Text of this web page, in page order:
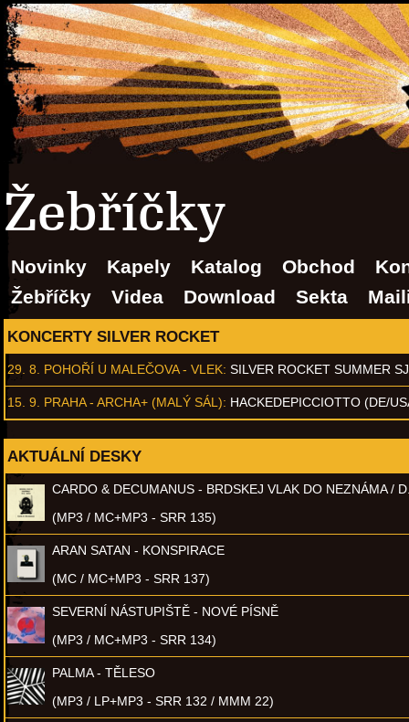
Žebříčky
Novinky Kapely Katalog Obchod
Žebříčky
Videa Download Sekta
KONCERTY SILVER ROCKET
29. 8. POHOŘÍ U MALEČOVA - VLEK: SILVER ROCKET SUMMER
15. 9. PRAHA - ARCHA+ (MALÝ SÁL): HACKEDEPICCIOTTO (DE/
AKTUÁLNÍ DESKY
CARDO & DECUMANUS - BRDSKEJ VLAK DO NEZNÁMA /
(MP3 / MC+MP3 - SRR 135)
ARAN SATAN - KONSPIRACE
(MC / MC+MP3 - SRR 137)
SEVERNÍ NÁSTUPIŠTĚ - NOVÉ PÍSNĚ
(MP3 / MC+MP3 - SRR 134)
PALMA - TĚLESO
(MP3 / LP+MP3 - SRR 132 / MMM 22)